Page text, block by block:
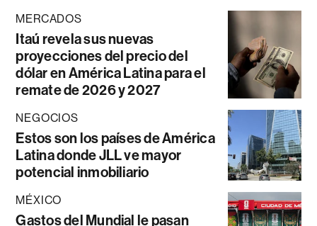
MERCADOS
Itaú revela sus nuevas
proyecciones del precio del
dólar en América Latina para el
remate de 2026 y 2027
NEGOCIOS
Estos son los países de América
Latina donde JLL ve mayor
potencial inmobiliario
MÉXICO
Gastos del Mundial le pasan